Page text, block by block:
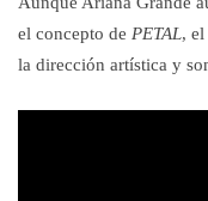
el concepto de PETAL,
la dirección artística y